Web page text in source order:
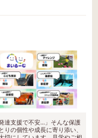
達支援で不安…」そんな保護
の個性や成長に寄り添い、